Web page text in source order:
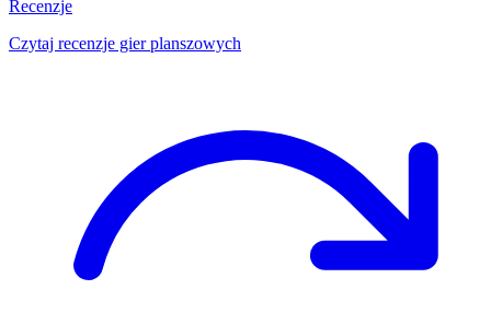
Recenzje
Czytaj recenzje gier planszowych